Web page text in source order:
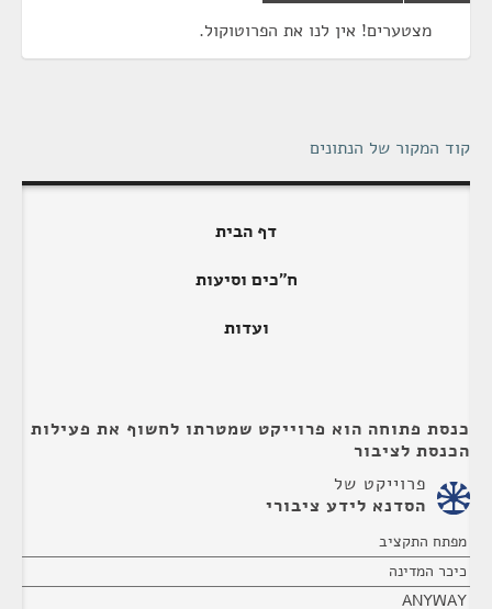
מצטערים! אין לנו את הפרוטוקול.
קוד המקור של הנתונים
דף הבית
ח"כים וסיעות
ועדות
כנסת פתוחה הוא פרוייקט שמטרתו לחשוף את פעילות
הכנסת לציבור
פרוייקט של
הסדנא לידע ציבורי
מפתח התקציב
כיכר המדינה
ANYWAY